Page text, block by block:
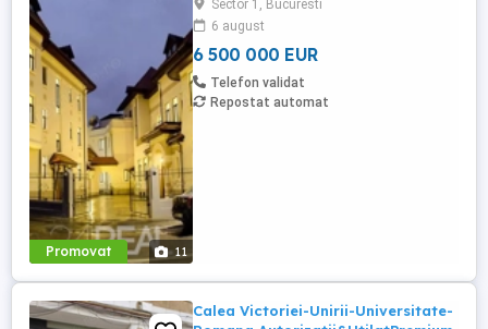
Promovat 11
Sector 1, Bucuresti
6 august
6 500 000 EUR
Telefon validat
Repostat automat
Calea Victoriei-Unirii-Universitate-